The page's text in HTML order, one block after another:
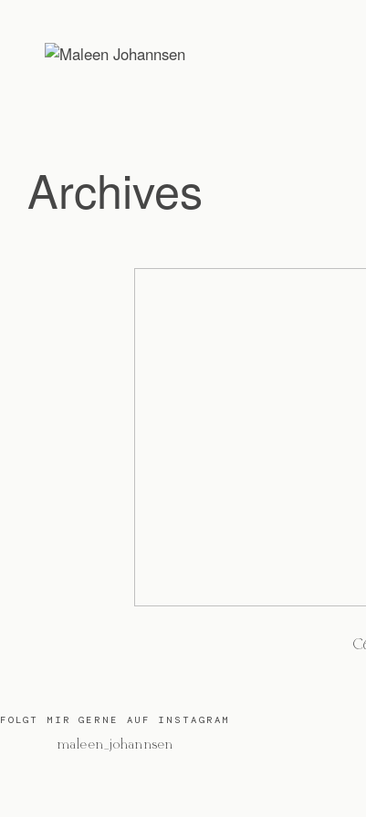
Archives
FOLGT MIR GERNE AUF INSTAGRAM
@maleen_johannsen